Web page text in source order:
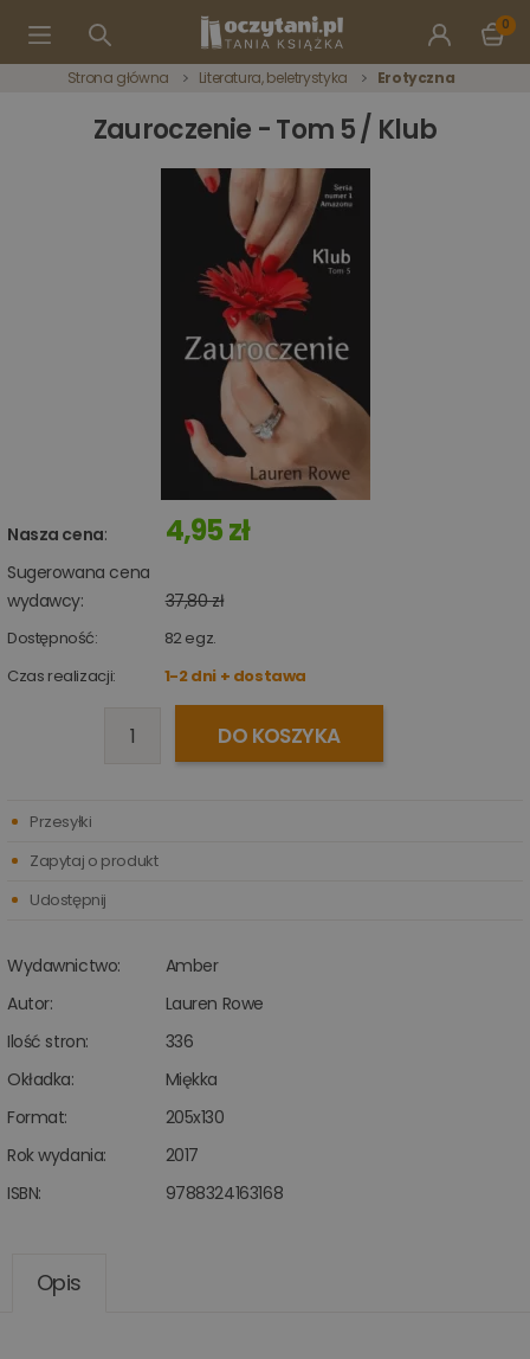
0
Strona główna Literatura, beletrystyka Erotyczna
Zauroczenie - Tom 5 / Klub
Nasza cena: 4,95 zł
Sugerowana cena
wydawcy:
37,80 zł
Dostępność: 82egz.
Czas realizacji:
1-2 dni + dostawa
DO KOSZYKA
Wydawnictwo:
Amber
Autor:
Lauren Rowe
Ilość stron:
336
Okładka:
Miękka
Format:
205x130
Rok wydania:
2017
ISBN:
9788324163168
Przesyłki
Zapytaj o produkt
Udostępnij
Opis